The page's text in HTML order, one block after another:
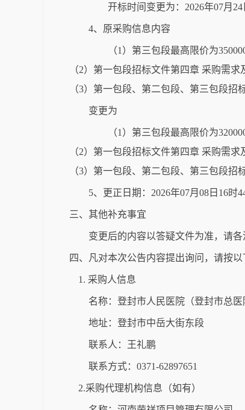
开标时间变更为：2026年07月24
4、原采购信息内容
（1）第三包段最高限价为
（2）第一包段招标文件第四章 采购需
（3）第一包段、第二包段、第三包段招
变更为
（1）第三包段最高限价为
（2）第一包段招标文件第四章 采购需
（3）第一包段、第二包段、第三包段
5、更正日期：2026年07月08日16时
三、其他补充事宜
变更后的内容以答疑文件为准，请
四、凡对本次公告内容提出询问，请按
1. 采购人信息
名称：登封市人民医院（登封市总医
地址：登封市中岳大街东段
联系人：王礼鹏
联系方式：0371-62897651
2.采购代理机构信息（如有）